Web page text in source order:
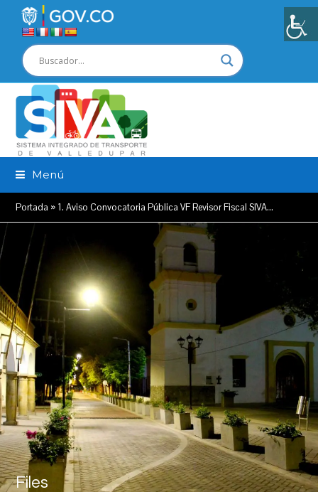
Menú
Portada » 1. Aviso Convocatoria Pública VF Revisor Fiscal SIVA…
Files